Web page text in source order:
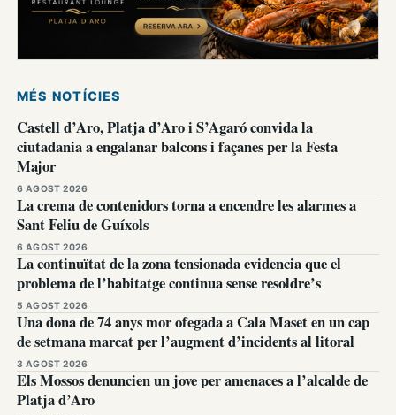
MÉS NOTÍCIES
Castell d’Aro, Platja d’Aro i S’Agaró convida la
ciutadania a engalanar balcons i façanes per la Festa
Major
6 AGOST 2026
La crema de contenidors torna a encendre les alarmes a
Sant Feliu de Guíxols
6 AGOST 2026
La continuïtat de la zona tensionada evidencia que el
problema de l’habitatge continua sense resoldre’s
5 AGOST 2026
Una dona de 74 anys mor ofegada a Cala Maset en un cap
de setmana marcat per l’augment d’incidents al litoral
3 AGOST 2026
Els Mossos denuncien un jove per amenaces a l’alcalde de
Platja d’Aro